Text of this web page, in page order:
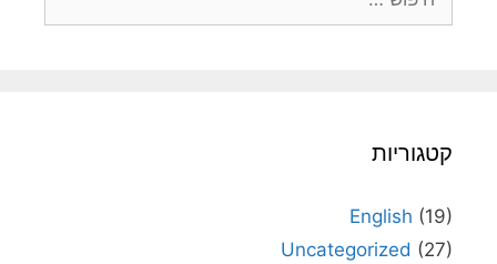
קטגוריות
English (19)
Uncategorized (27)